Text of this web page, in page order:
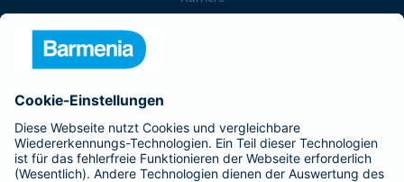
Presse
Barmenia ist Teil der BarmeniaGothaer
BELIEBTE SEITEN
Kranken-Zusatzversicherung